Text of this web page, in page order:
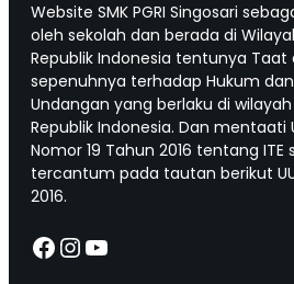
Website SMK PGRI Singosari
oleh sekolah dan berada di
Republik Indonesia tentunya Taat
sepenuhnya terhadap Hukum
Undangan yang berlaku di
Republik Indonesia. Dan mentaati
Nomor 19 Tahun 2016 tentang ITE
tercantum pada tautan berikut
2016.
Facebook InstagramYouTube